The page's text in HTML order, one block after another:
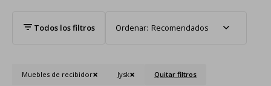
Recomendados
Muebles de recibidor Jysk Quitar filtros